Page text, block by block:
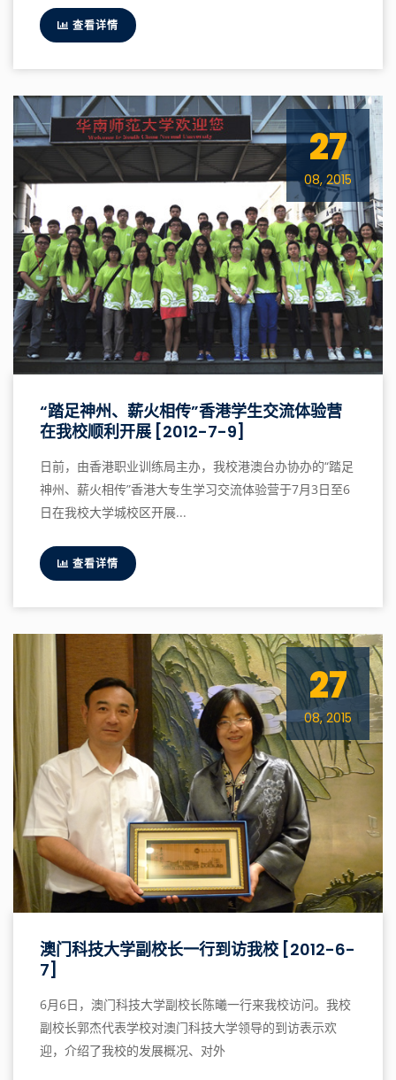
查看详情
27
08, 2015
“踏足神州、薪火相传”香港学生交流体验营
在我校顺利开展 [2012-7-9]
日前，由香港职业训练局主办，我校港澳台办协办的“踏足
神州、薪火相传”香港大专生学习交流体验营于7月3日至6
日在我校大学城校区开展...
查看详情
27
08, 2015
澳门科技大学副校长一行到访我校 [2012-6-
7]
6月6日，澳门科技大学副校长陈曦一行来我校访问。我校
副校长郭杰代表学校对澳门科技大学领导的到访表示欢
迎，介绍了我校的发展概况、对外